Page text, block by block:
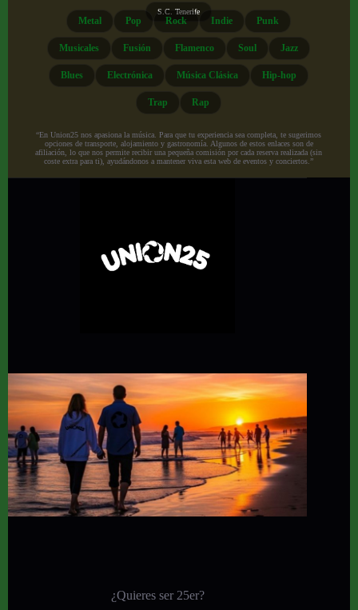
S.C. Tenerife
Metal Pop Rock Indie Punk
Musicales Fusión Flamenco Soul Jazz
Blues Electrónica Música Clásica Hip-hop
Trap Rap
“En Union25 nos apasiona la música. Para que tu experiencia sea completa, te sugerimos
opciones de transporte, alojamiento y gastronomía. Algunos de estos enlaces son de
afiliación, lo que nos permite recibir una pequeña comisión por cada reserva realizada (sin
coste extra para ti), ayudándonos a mantener viva esta web de eventos y conciertos.”
¿Quieres ser 25er?